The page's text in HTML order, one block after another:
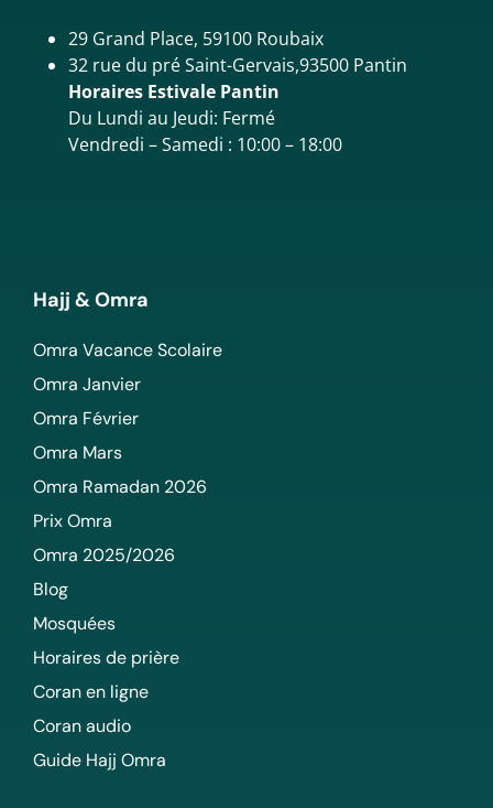
29 Grand Place, 59100 Roubaix
32 rue du pré Saint-Gervais,93500 Pantin
Horaires Estivale Pantin
Du Lundi au Jeudi: Fermé
Vendredi – Samedi : 10:00 – 18:00
Hajj & Omra
Omra Vacance Scolaire
Omra Janvier
Omra Février
Omra Mars
Omra Ramadan 2026
Prix Omra
Omra 2025/2026
Blog
Mosquées
Horaires de prière
Coran en ligne
Coran audio
Guide Hajj Omra